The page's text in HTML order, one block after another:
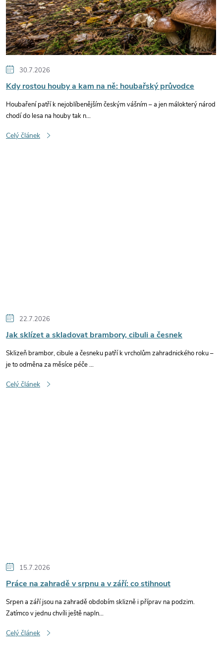
s
č
l
á
n
k
30.7.2026
Kdy rostou houby a kam na ně: houbařský průvodce
Houbaření patří k nejoblíbenějším českým vášním – a jen málokterý národ
chodí do lesa na houby tak n...
Celý článek
22.7.2026
Jak sklízet a skladovat brambory, cibuli a česnek
Sklizeň brambor, cibule a česneku patří k vrcholům zahradnického roku –
je to odměna za měsíce péče ...
Celý článek
15.7.2026
Práce na zahradě v srpnu a v září: co stihnout
Srpen a září jsou na zahradě obdobím sklizně i příprav na podzim.
Zatímco v jednu chvíli ještě napln...
Celý článek